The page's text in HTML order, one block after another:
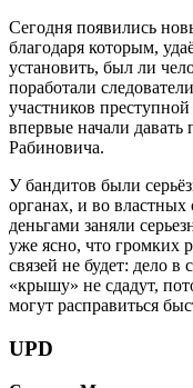
Сегодня появились
благодаря которым,
установить, был ли
поработали
участников
впервые начали
Рабиновича.
У бандитов были
органах, и во
деньгами заняли
уже ясно, что громких
связей не будет: дело
«крышу» не сдадут,
могут расправиться
UPD